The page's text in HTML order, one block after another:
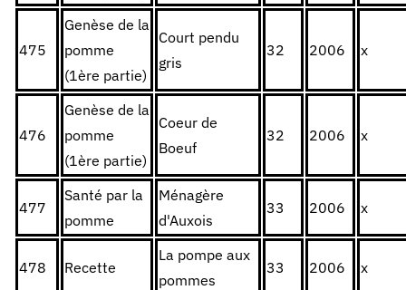
475
Genèse de la
pomme
(1ère partie)
Court pendu
gris
32 2006 x
476
Genèse de la
pomme
(1ère partie)
Coeur de
Boeuf
32 2006 x
477
Santé par la
pomme
Ménagère
d'Auxois
33 2006 x
478 Recette
La pompe aux
pommes
33 2006 x